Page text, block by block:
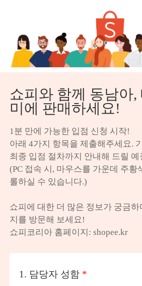
쇼피와 함께 동남아,
미에 판매하세요!
1분 만에 가능한 입점 신청 시작!
아래 4가지 항목을 제출해주세요.
최종 입점 절차까지 안내해 드릴 예
(PC 접속 시, 마우스를 가운데 주황
롤하실 수 있습니다.)
쇼피에 대한 더 많은 정보가 궁금하
지를 방문해 보세요!
쇼피코리아 홈페이지: shopee.kr
1. 담당자 성함 *